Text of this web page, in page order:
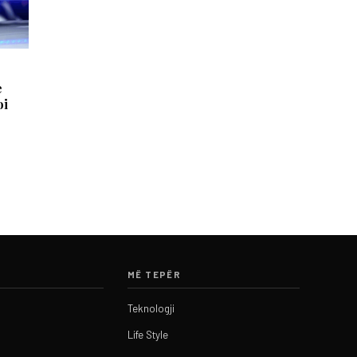
MË TEPËR
Teknologji
Life Style